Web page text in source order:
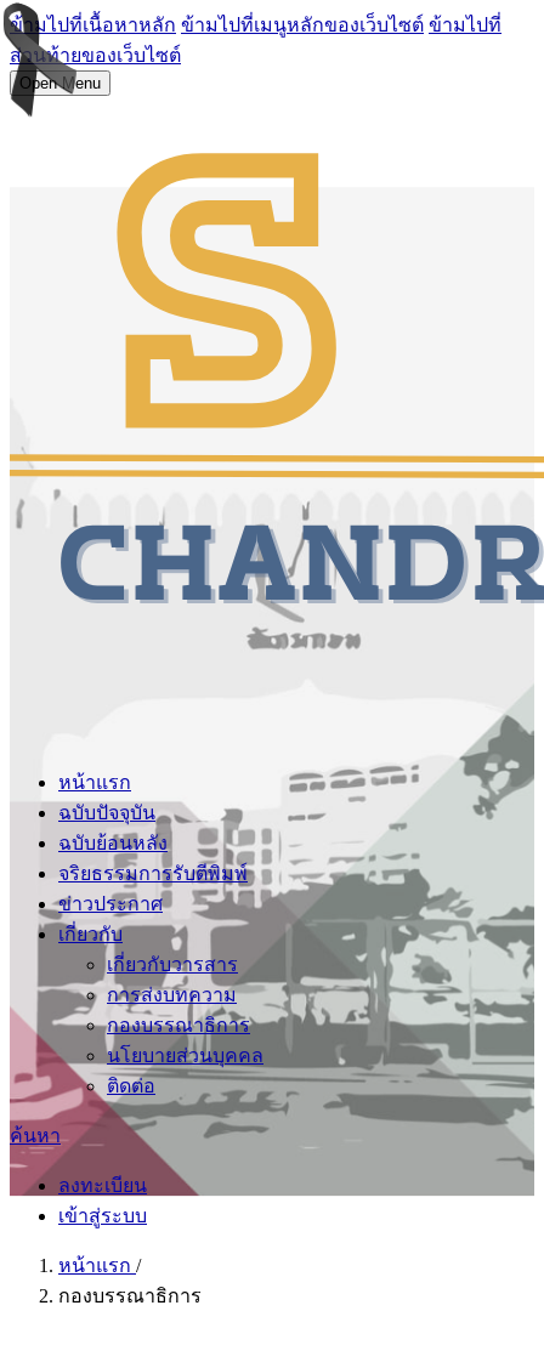
ข้ามไปที่เนื้อหาหลัก ข้ามไปที่เมนูหลักของเว็บไซต์ ข้ามไปที่
ส่วนท้ายของเว็บไซต์
Open Menu
หน้าแรก
ฉบับปัจจุบัน
ฉบับย้อนหลัง
จริยธรรมการรับตีพิมพ์
ข่าวประกาศ
เกี่ยวกับ
เกี่ยวกับวารสาร
การส่งบทความ
กองบรรณาธิการ
นโยบายส่วนบุคคล
ติดต่อ
ค้นหา
ลงทะเบียน
เข้าสู่ระบบ
หน้าแรก /
กองบรรณาธิการ